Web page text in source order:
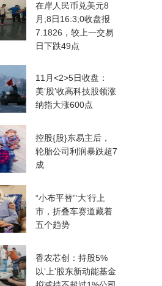
在岸人民币兑美元8
月;8日16:3;0收盘报
7.1826，较上一交易
日下跌49点
11月<2>5日收盘：
美‘股’收高科技股领涨
纳指大涨600点
控股{股}东易主后，
轮胎公司利润暴跌超7
成
“小布平替”‘大’行上
市，折叠车赛道藏着
五个趋势
香农芯创：持股5%
以‘上’股东新动能基金